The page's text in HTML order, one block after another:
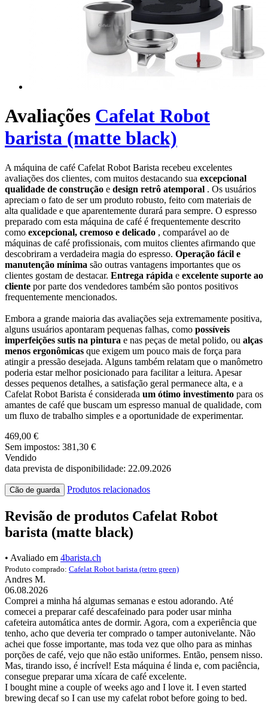
Avaliações Cafelat Robot
barista (matte black)
A máquina de café Cafelat Robot Barista recebeu excelentes
avaliações dos clientes, com muitos destacando sua excepcional
qualidade de construção e design retrô atemporal . Os usuários
apreciam o fato de ser um produto robusto, feito com materiais de
alta qualidade e que aparentemente durará para sempre. O espresso
preparado com esta máquina de café é frequentemente descrito
como excepcional, cremoso e delicado , comparável ao de
máquinas de café profissionais, com muitos clientes afirmando que
descobriram a verdadeira magia do espresso. Operação fácil e
manutenção mínima são outras vantagens importantes que os
clientes gostam de destacar. Entrega rápida e excelente suporte ao
cliente por parte dos vendedores também são pontos positivos
frequentemente mencionados.
Embora a grande maioria das avaliações seja extremamente positiva,
alguns usuários apontaram pequenas falhas, como possíveis
imperfeições sutis na pintura e nas peças de metal polido, ou alças
menos ergonômicas que exigem um pouco mais de força para
atingir a pressão desejada. Alguns também relatam que o manômetro
poderia estar melhor posicionado para facilitar a leitura. Apesar
desses pequenos detalhes, a satisfação geral permanece alta, e a
Cafelat Robot Barista é considerada um ótimo investimento para os
amantes de café que buscam um espresso manual de qualidade, com
um fluxo de trabalho simples e a oportunidade de experimentar.
469,00 €
Sem impostos: 381,30 €
Vendido
data prevista de disponibilidade: 22.09.2026
Cão de guarda Produtos relacionados
Revisão de produtos Cafelat Robot
barista (matte black)
• Avaliado em 4barista.ch
Produto comprado: Cafelat Robot barista (retro green)
Andres M.
06.08.2026
Comprei a minha há algumas semanas e estou adorando. Até
comecei a preparar café descafeinado para poder usar minha
cafeteira automática antes de dormir. Agora, com a experiência que
tenho, acho que deveria ter comprado o tamper autonivelante. Não
achei que fosse importante, mas toda vez que olho para as minhas
porções de café, vejo que não estão uniformes. Então, pensem nisso.
Mas, tirando isso, é incrível! Esta máquina é linda e, com paciência,
consegue preparar uma xícara de café excelente.
I bought mine a couple of weeks ago and I love it. I even started
brewing decaf so I can use my cafelat robot before going to bed.